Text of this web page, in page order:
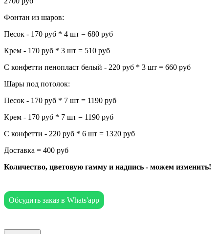
Фонтан из шаров:
Песок - 170 руб * 4 шт = 680 руб
Крем - 170 руб * 3 шт = 510 руб
С конфетти пенопласт белый - 220 руб * 3 шт = 660 руб
Шары под потолок:
Песок - 170 руб * 7 шт = 1190 руб
Крем - 170 руб * 7 шт = 1190 руб
С конфетти - 220 руб * 6 шт = 1320 руб
Доставка = 400 руб
Количество, цветовую гамму и надпись - можем изменить!
Обсудить заказ в Whats'app